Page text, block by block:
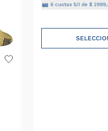
6cuotas S/I de $ 2999,